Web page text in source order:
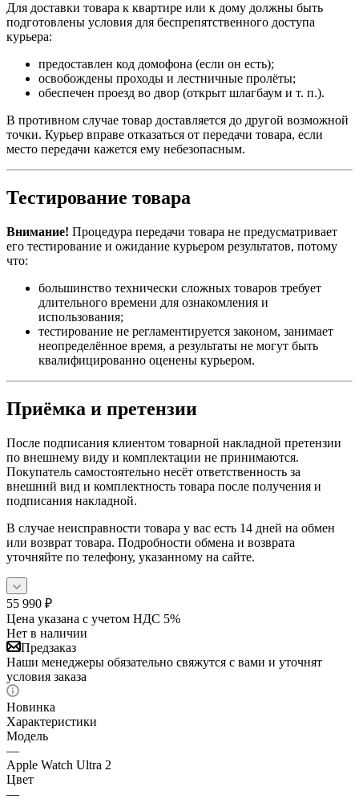
Для доставки товара к квартире или к дому должны быть
подготовлены условия для беспрепятственного доступа
курьера:
предоставлен код домофона (если он есть);
освобождены проходы и лестничные пролёты;
обеспечен проезд во двор (открыт шлагбаум и т. п.).
В противном случае товар доставляется до другой возможной
точки. Курьер вправе отказаться от передачи товара, если
место передачи кажется ему небезопасным.
Тестирование товара
Внимание! Процедура передачи товара не предусматривает
его тестирование и ожидание курьером результатов, потому
что:
большинство технически сложных товаров требует
длительного времени для ознакомления и
использования;
тестирование не регламентируется законом, занимает
неопределённое время, а результаты не могут быть
квалифицированно оценены курьером.
Приёмка и претензии
После подписания клиентом товарной накладной претензии
по внешнему виду и комплектации не принимаются.
Покупатель самостоятельно несёт ответственность за
внешний вид и комплектность товара после получения и
подписания накладной.
В случае неисправности товара у вас есть 14 дней на обмен
или возврат товара. Подробности обмена и возврата
уточняйте по телефону, указанному на сайте.
55 990 ₽
Цена указана с учетом НДС 5%
Нет в наличии
Предзаказ
Наши менеджеры обязательно свяжутся с вами и уточнят
условия заказа
Новинка
Характеристики
Модель
—
Apple Watch Ultra 2
Цвет
—